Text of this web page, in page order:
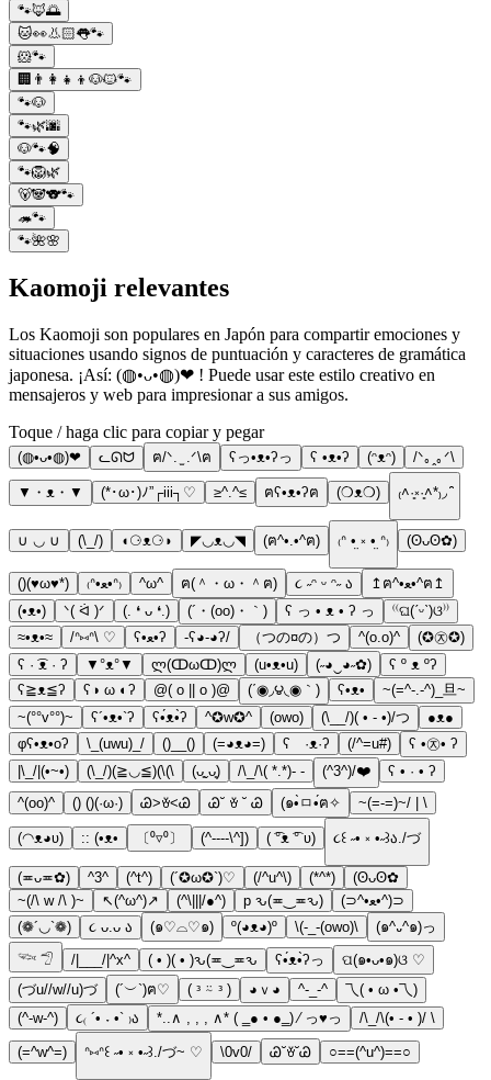
🐾🦊🌅
🐱👀👃🏻👅🐾
🐹🐾
🏢👨‍👩‍👧‍👦🐶🐱🐾
🐾🐶
🐾🌿🌆
🐶🐾🧠
🐾🦁🌿
🐻🐼🐨🐾
🦔🐾
🐾🌺🌸
Kaomoji relevantes
Los Kaomoji son populares en Japón para compartir emociones y
situaciones usando signos de puntuación y caracteres de gramática
japonesa. ¡Así: (◍•ᴗ•◍)❤ ! Puede usar este estilo creativo en
mensajeros y web para impresionar a sus amigos.
Toque / haga clic para copiar y pegar
(◍•ᴗ•◍)❤ ᓚᘏᗢ ฅ/ᐠ. ̫ .ᐟ\ฅ ʕっ•ᴥ•ʔっ ʕ •ᴥ•ʔ (ᵔᴥᵔ) /ᐠ｡ꞈ｡ᐟ\
▼・ᴥ・▼ (*･ω･)ﾉ”┌iii┐♡ ≥^.^≤ ฅʕ•ᴥ•ʔฅ (❍ᴥ❍) ₍˄·͈༝·͈˄*₎◞ ̑̑
∪ ◡ ∪ (\_/) ◖⚆ᴥ⚆◗ ◤◡ᴥ◡◥ (ฅ^•.•^ฅ) ₍ᐢ •̤ ༝ •̤ ᐢ₎ (ʘᴗʘ✿)
()(♥ω♥*) ₍ᐢ•ﻌ•ᐢ₎ ^ω^ ฅ(＾・ω・＾ฅ) ૮ ˶ᵔ ᵕ ᵔ˶ ა
↥ฅ^•ﻌ•^ฅ↥
(•ᴥ•)
ᐠ( ᐛ )ᐟ (. ❛ ᴗ ❛.) (´・(oo)・｀) ʕ っ • ᴥ • ʔ っ
⁽⁽ଘ(ˊᵕˋ)ଓ⁾⁾
≈•ᴥ•≈
/ᐢ⑅ᐢ\ ♡ ʕ•ﻌ•ʔ -ʕ◕-◕ʔ/ （つの¤の）つ ^(o.o)^
(✪㉨✪)
ʕ · ͡ᴥ · ʔ
▼°ᴥ°▼ ლ(ↀωↀ)ლ (u•ᴥ•u) (˶◕‿◕˶✿)
ʕ º ᴥ ºʔ
ʕ≧ᴥ≦ʔ
ʕ◑ ω ◐ʔ @( o || o )@ (΄◉◞౪◟◉｀) ʕ•ᴥ•
~(=^-.-^)_旦~
~(°°v°°)~
ʕ´•ᴥ•`ʔ ʕ•́ᴥ•̀ʔ ^✪w✪^ (owo) (\__/)( • - •)/つ
●ᴥ●
φʕ•ᴥ•oʔ
\_(uwu)_/ ()__() (=◕ᴥ◕=) ʕ ·ᴥ·ʔ (/^=u#)
ʕ •㉨• ʔ
|\_/|(•~•)
(\_/)(≧◡≦)(\(\ (ᴗ͈ˬᴗ͈) /\_/\( *.*)- - (^3^)/❤️
ʕ • · • ʔ
^(oo)^
() ()(·ω·) Ꮚ˃ꈊ˂Ꮚ Ꮚ˘ ꈊ ˘ Ꮚ (๑•̀ㅁ•́ฅ✧ ~(=-=)~/ | \
(◠ᴥ◕ʋ) :: (•ᴥ• 〔⁰▿⁰〕 (^----\^]) ( ͡°ᴥ ͡° ʋ) ૮꒰ ˶• ༝ •˶꒱ა./づ
(≖ᴗ≖✿) ^3^ (^t^) (´✪ω✪`)♡ (/^u^\) (*^*)
(ʘᴗʘ✿
~(/\ w /\ )~
↖(^ω^)↗ (^\|||/●^) p ԅ(≖‿≖ԅ)
(⊃^•ﻌ•^)⊃
(❁´◡`❁)
૮ ᴗ.ᴗ ა (๑♡⌓♡๑) º(◕ᴥ◕)º \(-_-(owo)\
(๑^᎑^๑)っ
𓆝 𓅿
/|___/|^x^ ( • )( • )ԅ(≖‿≖ԅ ʕ•́ᴥ•̀ʔっ
ପ(๑•ᴗ•๑)ଓ ♡
(づu//w//u)づ
(´︶`)ฅ♡ ( ᵌ ⍨ ᵌ ) ◕ｖ◕ ^-_-^
乁( • ω •乁)
(^-w-^)
૮₍ ´• ˕ •` ₎ა *..∧ , , , ∧* ( ‗● • ●‗) ∕ っ♥︎っ /\_/\(• - • )/ \
(=^w^=) ᐢ⑅ᐢ꒰ ˶• ༝ •˶꒱./づ~ ♡ \0v0/ Ꮚ˘ꈊ˘Ꮚ ○==(^u^)==○